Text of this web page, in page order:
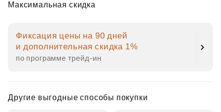
Максимальная скидка
Фиксация цены на 90 дней
и дополнительная скидка 1%
по программе трейд‑ин
Другие выгодные способы покупки